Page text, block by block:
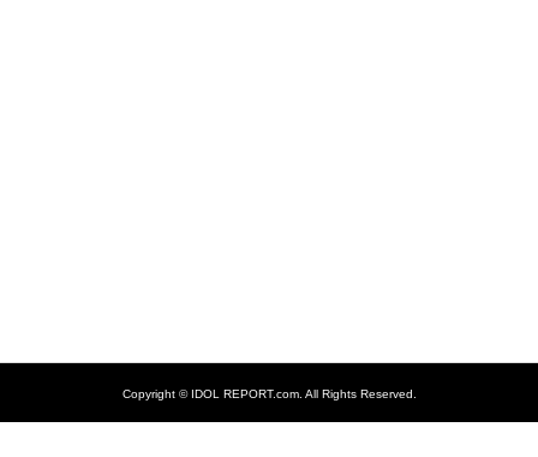
Copyright ©IDOL REPORT.com. All Rights Reserved.